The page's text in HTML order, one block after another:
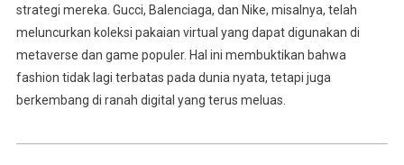
strategi mereka. Gucci, Balenciaga, dan Nike, misalnya, telah
meluncurkan koleksi pakaian virtual yang dapat digunakan di
metaverse dan game populer. Hal ini membuktikan bahwa
fashion tidak lagi terbatas pada dunia nyata, tetapi juga
berkembang di ranah digital yang terus meluas.